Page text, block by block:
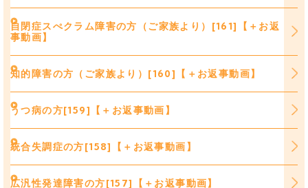
自閉症スぺクラム障害の方（ご家族より）[161]【＋お返
事動画】
知的障害の方（ご家族より）[160]【＋お返事動画】
うつ病の方[159]【＋お返事動画】
統合失調症の方[158]【＋お返事動画】
広汎性発達障害の方[157]【＋お返事動画】